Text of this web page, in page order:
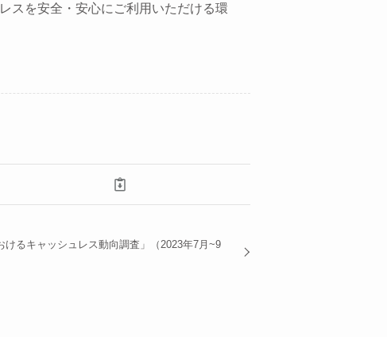
スを安全・安心にご利用いただける環
けるキャッシュレス動向調査」（2023年7月~9